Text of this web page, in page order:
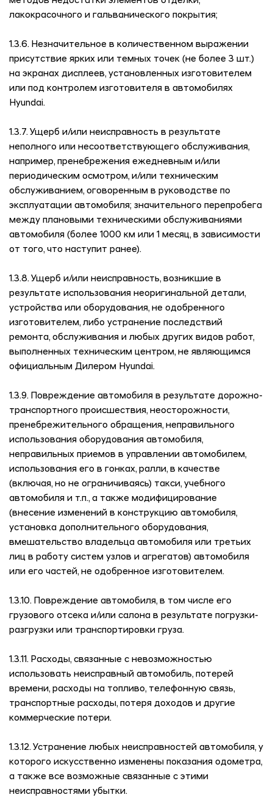
лакокрасочного и гальванического покрытия;
1.3.6. Незначительное в количественном выражении
присутствие ярких или темных точек (не более 3 шт.)
на экранах дисплеев, установленных изготовителем
или под контролем изготовителя в автомобилях
Hyundai.
1.3.7. Ущерб и/или неисправность в результате
неполного или несоответствующего обслуживания,
например, пренебрежения ежедневным и/или
периодическим осмотром, и/или техническим
обслуживанием, оговоренным в руководстве по
эксплуатации автомобиля; значительного перепробега
между плановыми техническими обслуживаниями
автомобиля (более 1000 км или 1 месяц, в зависимости
от того, что наступит ранее).
1.3.8. Ущерб и/или неисправность, возникшие в
результате использования неоригинальной детали,
устройства или оборудования, не одобренного
изготовителем, либо устранение последствий
ремонта, обслуживания и любых других видов работ,
выполненных техническим центром, не являющимся
официальным Дилером Hyundai.
1.3.9. Повреждение автомобиля в результате дорожно-
транспортного происшествия, неосторожности,
пренебрежительного обращения, неправильного
использования оборудования автомобиля,
неправильных приемов в управлении автомобилем,
использования его в гонках, ралли, в качестве
(включая, но не ограничиваясь) такси, учебного
автомобиля и т.п., а также модифицирование
(внесение изменений в конструкцию автомобиля,
установка дополнительного оборудования,
вмешательство владельца автомобиля или третьих
лиц в работу систем узлов и агрегатов) автомобиля
или его частей, не одобренное изготовителем.
1.3.10. Повреждение автомобиля, в том числе его
грузового отсека и/или салона в результате погрузки-
разгрузки или транспортировки груза.
1.3.11. Расходы, связанные с невозможностью
использовать неисправный автомобиль, потерей
времени, расходы на топливо, телефонную связь,
транспортные расходы, потеря доходов и другие
коммерческие потери.
1.3.12. Устранение любых неисправностей автомобиля, у
которого искусственно изменены показания одометра,
а также все возможные связанные с этими
неисправностями убытки.